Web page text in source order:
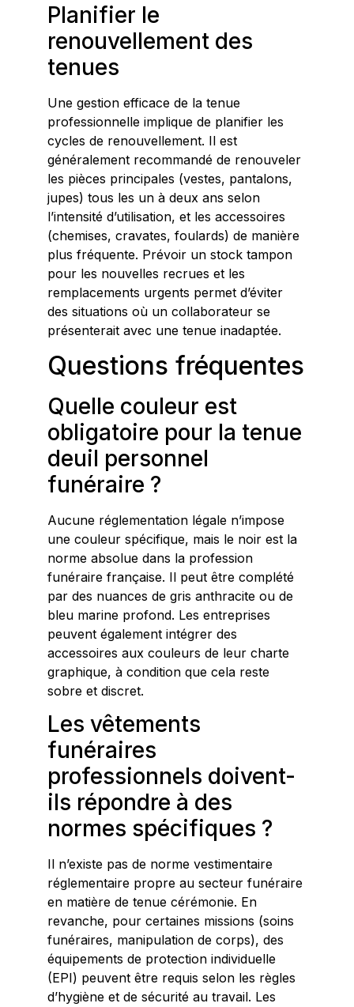
Planifier le
renouvellement des
tenues
Une gestion efficace de la tenue
professionnelle implique de planifier les
cycles de renouvellement. Il est
généralement recommandé de renouveler
les pièces principales (vestes, pantalons,
jupes) tous les un à deux ans selon
l’intensité d’utilisation, et les accessoires
(chemises, cravates, foulards) de manière
plus fréquente. Prévoir un stock tampon
pour les nouvelles recrues et les
remplacements urgents permet d’éviter
des situations où un collaborateur se
présenterait avec une tenue inadaptée.
Questions fréquentes
Quelle couleur est
obligatoire pour la tenue
deuil personnel
funéraire ?
Aucune réglementation légale n’impose
une couleur spécifique, mais le noir est la
norme absolue dans la profession
funéraire française. Il peut être complété
par des nuances de gris anthracite ou de
bleu marine profond. Les entreprises
peuvent également intégrer des
accessoires aux couleurs de leur charte
graphique, à condition que cela reste
sobre et discret.
Les vêtements
funéraires
professionnels doivent-
ils répondre à des
normes spécifiques ?
Il n’existe pas de norme vestimentaire
réglementaire propre au secteur funéraire
en matière de tenue cérémonie. En
revanche, pour certaines missions (soins
funéraires, manipulation de corps), des
équipements de protection individuelle
(EPI) peuvent être requis selon les règles
d’hygiène et de sécurité au travail. Les